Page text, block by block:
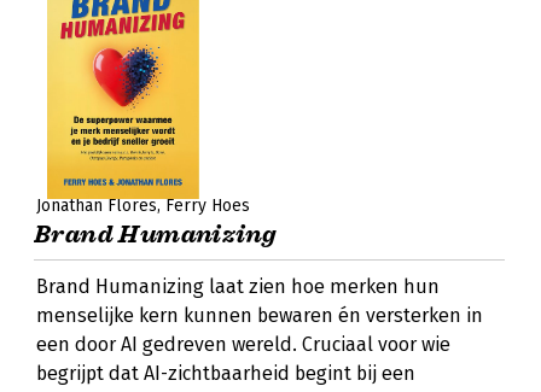
Jonathan Flores Ferry Hoes
Brand Humanizing
Brand Humanizing laat zien hoe merken hun
menselijke kern kunnen bewaren én versterken in
een door AI gedreven wereld. Cruciaal voor wie
begrijpt dat AI-zichtbaarheid begint bij een